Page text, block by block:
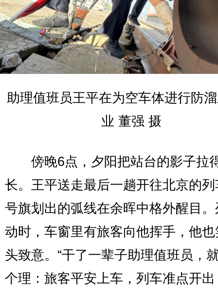
助理值班员王平在为空车体进行防
业 董强 摄
傍晚6点，夕阳把站台的影子拉
长。王平送走最后一趟开往北京的
号旗划出的弧线在余晖中格外醒目
动时，车窗里有旅客向他挥手，他
头致意。“干了一辈子助理值班员，
个理：旅客平安上车，列车准点开